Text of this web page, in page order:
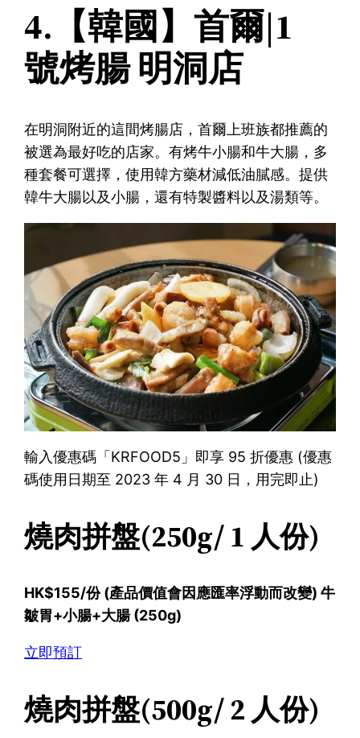
4.【韓國】首爾|1
號烤腸 明洞店
在明洞附近的這間烤腸店，首爾上班族都推薦的
被選為最好吃的店家。有烤牛小腸和牛大腸，多
種套餐可選擇，使用韓方藥材減低油膩感。提供
韓牛大腸以及小腸，還有特製醬料以及湯類等。
輸入優惠碼「KRFOOD5」即享 95 折優惠 (優惠
碼使用日期至 2023 年 4 月 30 日，用完即止)
燒肉拼盤(250g/ 1 人份)
HK$155/份 (產品價值會因應匯率浮動而改變) 牛
皺胃+小腸+大腸 (250g)
立即預訂
燒肉拼盤(500g/ 2 人份)